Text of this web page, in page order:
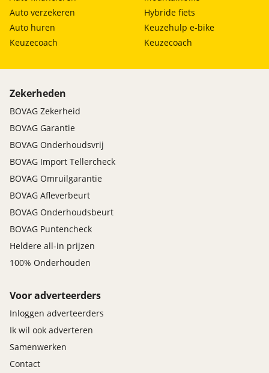
Auto verzekeren
Auto huren
Keuzecoach
Hybride fiets
Keuzehulp e-bike
Keuzecoach
Zekerheden
BOVAG Zekerheid
BOVAG Garantie
BOVAG Onderhoudsvrij
BOVAG Import Tellercheck
BOVAG Omruilgarantie
BOVAG Afleverbeurt
BOVAG Onderhoudsbeurt
BOVAG Puntencheck
Heldere all-in prijzen
100% Onderhouden
Voor adverteerders
Inloggen adverteerders
Ik wil ook adverteren
Samenwerken
Contact